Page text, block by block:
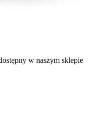
w naszym sklepie